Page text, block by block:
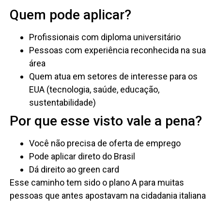
Quem pode aplicar?
Profissionais com diploma universitário
Pessoas com experiência reconhecida na sua
área
Quem atua em setores de interesse para os
EUA (tecnologia, saúde, educação,
sustentabilidade)
Por que esse visto vale a pena?
Você não precisa de oferta de emprego
Pode aplicar direto do Brasil
Dá direito ao green card
Esse caminho tem sido o plano A para muitas
pessoas que antes apostavam na cidadania italiana